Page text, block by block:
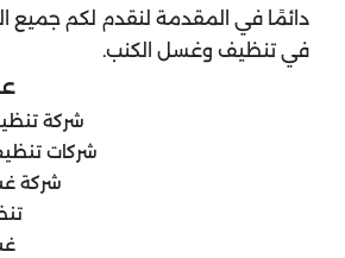
دائمًا في المقدمة لنقدم لكم جميع
في تنظيف وغسل الكنب.
شركة
شركات
شركة